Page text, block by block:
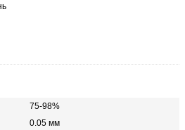
75-98%
0.05 мм